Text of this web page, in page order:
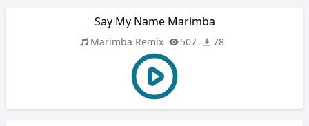
Say My Name Marimba
Marimba Remix 507 78